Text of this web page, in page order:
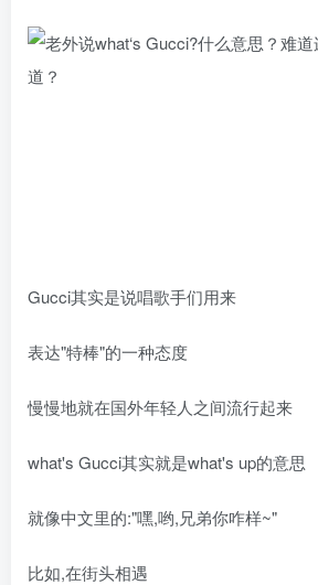
Gucci其实是说唱歌手们用来
表达"特棒"的一种态度
慢慢地就在国外年轻人之间流行起来
what's Gucci其实就是what's up的意思
就像中文里的:"嘿,哟,兄弟你咋样~"
比如,在街头相遇